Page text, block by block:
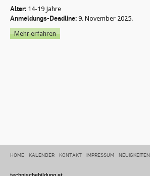
Alter: 14-19 Jahre
Anmeldungs-Deadline: 9. November 2025.
Mehr erfahren
HOME KALENDER KONTAKT IMPRESSUM NEUIGKEITEN
technischebildung.at